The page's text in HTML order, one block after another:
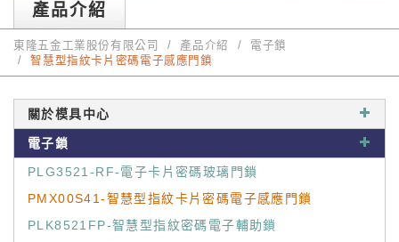
產品介紹
東隆五金工業股份有限公司 產品介紹
電子鎖
智慧型指紋卡片密碼電子感應門鎖
關於模具中心
電子鎖
PLG3521-RF-電子卡片密碼玻璃門鎖
PMX00S41-智慧型指紋卡片密碼電子感應門鎖
PLK8521FP-智慧型指紋密碼電子輔助鎖